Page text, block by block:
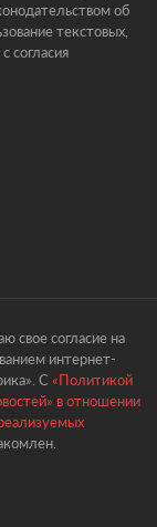
об
текстовых,
согласия
свое согласие на
интернет-
С «Политикой
в отношении